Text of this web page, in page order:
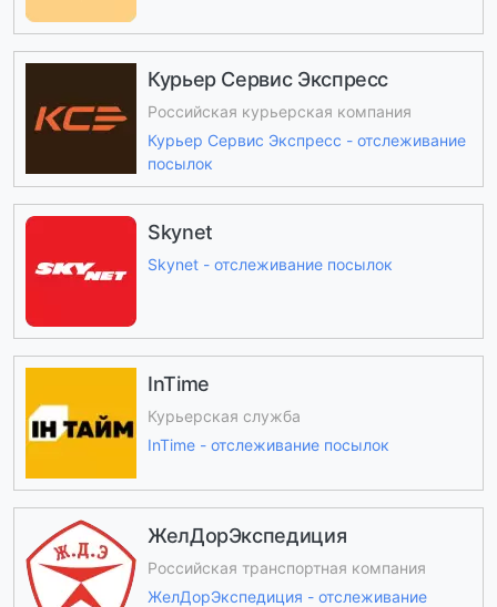
Курьер Сервис Экспресс
Российская курьерская компания
Курьер Сервис Экспресс - отслеживание
посылок
Skynet
Skynet - отслеживание посылок
InTime
Курьерская служба
InTime - отслеживание посылок
ЖелДорЭкспедиция
Российская транспортная компания
ЖелДорЭкспедиция - отслеживание